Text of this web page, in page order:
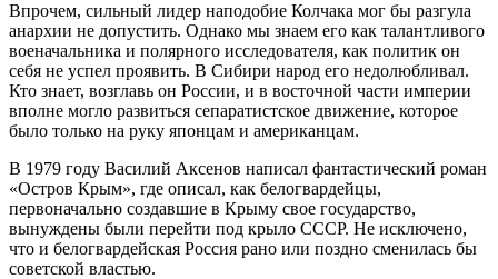
Впрочем, сильный лидер наподобие Колчака мог бы разгула
анархии не допустить. Однако мы знаем его как талантливого
военачальника и полярного исследователя, как политик он
себя не успел проявить. В Сибири народ его недолюбливал.
Кто знает, возглавь он России, и в восточной части империи
вполне могло развиться сепаратистское движение, которое
было только на руку японцам и американцам.
В 1979 году Василий Аксенов написал фантастический роман
«Остров Крым», где описал, как белогвардейцы,
первоначально создавшие в Крыму свое государство,
вынуждены были перейти под крыло СССР. Не исключено,
что и белогвардейская Россия рано или поздно сменилась бы
советской властью.